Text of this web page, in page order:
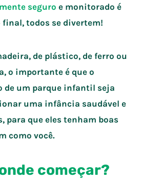
seguro e monitorado é
final, todos se divertem!
de plástico, de ferro ou
o importante é que o
de um parque infantil seja
uma infância saudável e
para que eles tenham boas
como você.
começar?